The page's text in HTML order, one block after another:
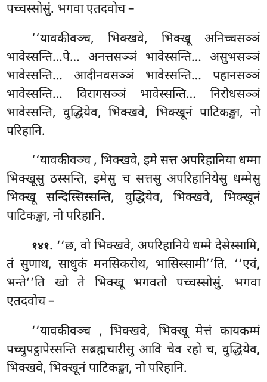
पच्चस्सोसुं. भगवा एतदवोच –
‘‘यावकीवञ्च, भिक्खवे, भिक्खू अनिच्चसञ्ञं
भावेस्सन्ति…पे… अनत्तसञ्ञं भावेस्सन्ति… असुभसञ्ञं
भावेस्सन्ति… आदीनवसञ्ञं भावेस्सन्ति… पहानसञ्ञं
भावेस्सन्ति… विरागसञ्ञं भावेस्सन्ति… निरोधसञ्ञं
भावेस्सन्ति, वुद्धियेव, भिक्खवे, भिक्खूनं पाटिकङ्खा, नो
परिहानि.
‘‘यावकीवञ्च, भिक्खवे, इमे सत्त अपरिहानिया धम्मा
भिक्खूसु ठस्सन्ति, इमेसु च सत्तसु अपरिहानियेसु धम्मेसु
भिक्खू सन्दिस्सिस्सन्ति, वुद्धियेव, भिक्खवे, भिक्खूनं
पाटिकङ्खा, नो परिहानि.
१४१. ‘‘छ, वो भिक्खवे, अपरिहानिये धम्मे देसेस्सामि,
तं सुणाथ, साधुकं मनसिकरोथ, भासिस्सामी’’ति. ‘‘एवं,
भन्ते’’ति खो ते भिक्खू भगवतो पच्चस्सोसुं. भगवा
एतदवोच –
‘‘यावकीवञ्च , भिक्खवे, भिक्खू मेत्तं कायकम्मं
पच्चुपट्ठापेस्सन्ति सब्रह्मचारीसु आवि चेव रहो च, वुद्धियेव,
भिक्खवे, भिक्खूनं पाटिकङ्खा, नो परिहानि.